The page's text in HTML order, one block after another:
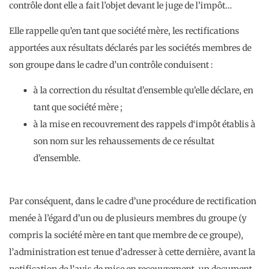
contrôle dont elle a fait l’objet devant le juge de l’impôt…
Elle rappelle qu’en tant que société mère, les rectifications
apportées aux résultats déclarés par les sociétés membres de
son groupe dans le cadre d’un contrôle conduisent :
à la correction du résultat d’ensemble qu’elle déclare, en
tant que société mère ;
à la mise en recouvrement des rappels d‘impôt établis à
son nom sur les rehaussements de ce résultat
d’ensemble.
Par conséquent, dans le cadre d’une procédure de rectification
menée à l’égard d’un ou de plusieurs membres du groupe (y
compris la société mère en tant que membre de ce groupe),
l’administration est tenue d’adresser à cette dernière, avant la